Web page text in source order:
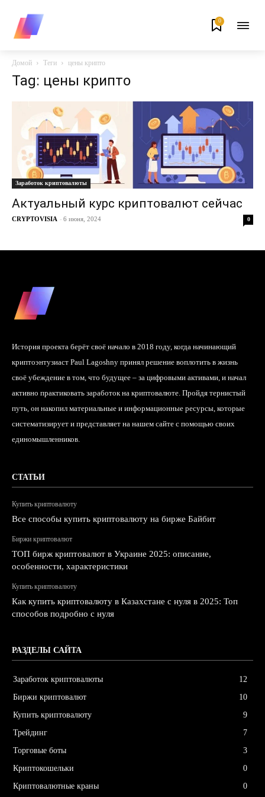
0
Домой Теги цены крипто
Tag: цены крипто
Заработок криптовалюты
Актуальный курс криптовалют сейчас
CRYPTOVISIA - 6 июня, 2024 0
История проекта берёт своё начало в 2018 году, когда начинающий
криптоэнтузиаст Paul Lagoshny принял решение воплотить в жизнь
своё убеждение в том, что будущее – за цифровыми активами, и начал
активно практиковать заработок на криптовалюте. Пройдя тернистый
путь, он накопил материальные и информационные ресурсы, которые
систематизирует и представляет на нашем сайте с помощью своих
единомышленников.
СТАТЬИ
Купить криптовалюту
Все способы купить криптовалюту на бирже Байбит
Биржи криптовалют
ТОП бирж криптовалют в Украине 2025: описание,
особенности, характеристики
Купить криптовалюту
Как купить криптовалюту в Казахстане с нуля в 2025: Топ
способов подробно с нуля
РАЗДЕЛЫ САЙТА
Заработок криптовалюты
12
Биржи криптовалют
10
Купить криптовалюту
9
Трейдинг
7
Торговые боты
3
Криптокошельки
0
Криптовалютные краны
0